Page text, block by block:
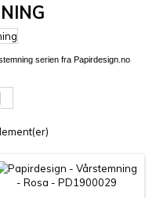
serien fra Papirdesign.no